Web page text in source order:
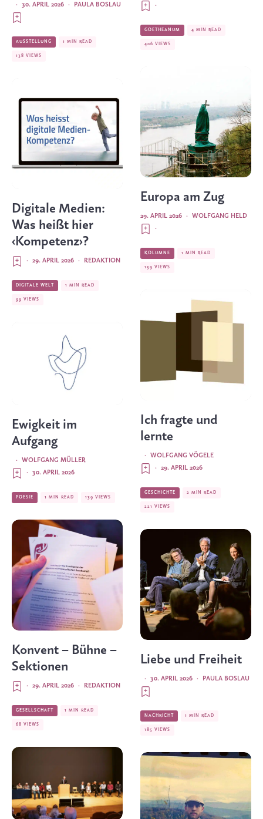
PAULA BOSLAU
·
30. APRIL 2026
·
AUSSTELLUNG 1 MIN READ
138 VIEWS
Digitale Medien:
Was heißt hier
‹Kompetenz›?
REDAKTION
·
29. APRIL 2026
·
DIGITALE WELT 1 MIN READ
99 VIEWS
Ewigkeit im
Aufgang
WOLFGANG MÜLLER
·
30. APRIL 2026
·
POESIE 1 MIN READ 139 VIEWS
Konvent – Bühne –
Sektionen
REDAKTION
·
29. APRIL 2026
·
GESELLSCHAFT 1 MIN READ
68 VIEWS
·
GOETHEANUM 4 MIN READ
406 VIEWS
Europa am Zug
WOLFGANG HELD
·
29. APRIL 2026
·
KOLUMNE 1 MIN READ
159 VIEWS
Ich fragte und
lernte
WOLFGANG VÖGELE
·
29. APRIL 2026
·
GESCHICHTE 2 MIN READ
221 VIEWS
Liebe und Freiheit
PAULA BOSLAU
·
30. APRIL 2026
·
NACHRICHT 1 MIN READ
185 VIEWS